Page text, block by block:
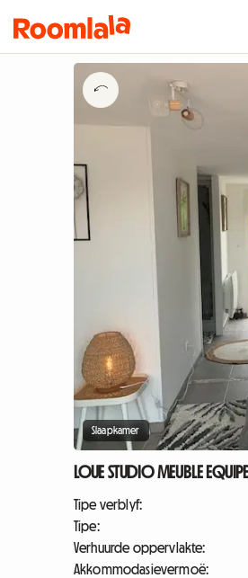
Slaapkamer
LOUE STUDIO MEUBLE
Tipe verblyf:
Tipe:
Verhuurde oppervlakte:
Akkommodasievermoë: